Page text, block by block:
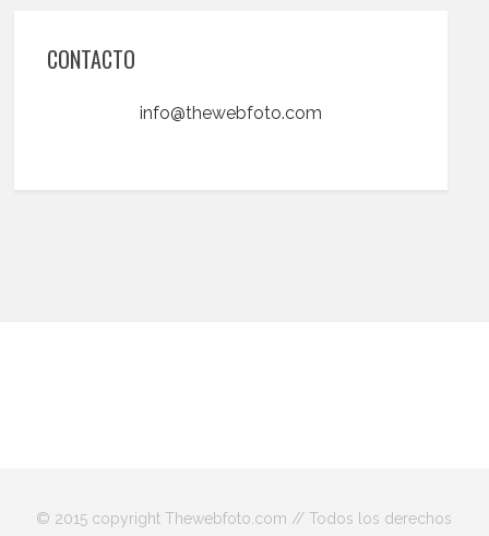
CONTACTO
info@thewebfoto.com
© 2015 copyright Thewebfoto.com // Todos los derechos